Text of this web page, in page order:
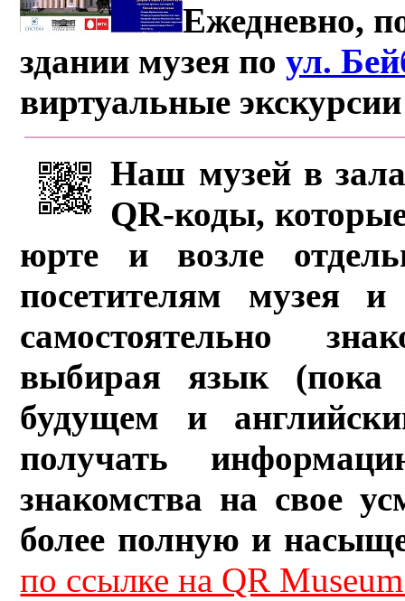
Ежедневно,
здании музея поул.
виртуальные
Наш музей в
QR-коды,
юрте и возле
посетителям музея и
самостоятельно
выбирая язык (пока
будущем и
получать
знакомства на свое
более полную и
по ссылке на QR